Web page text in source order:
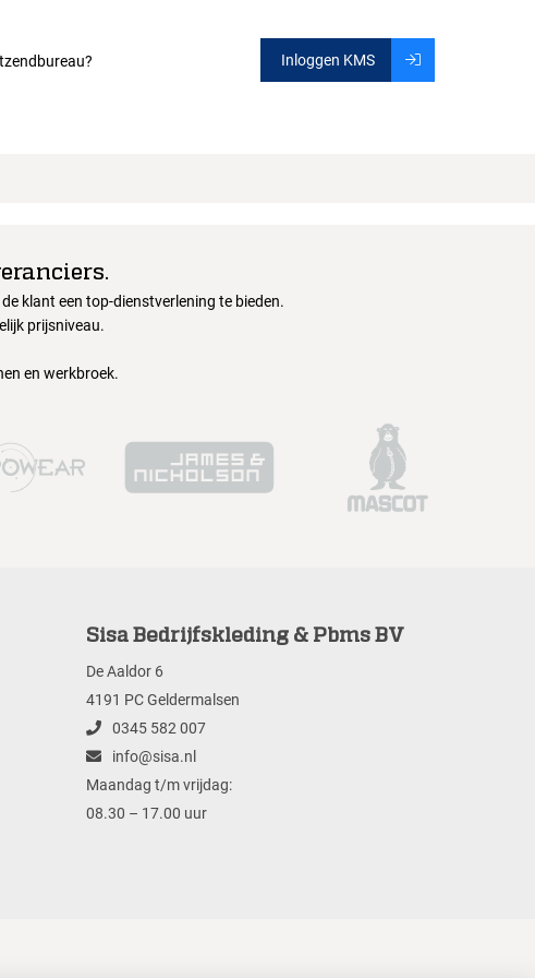
Inloggen KMS
klant een top-dienstverlening te bieden.
prijsniveau.
en werkbroek.
Sisa Bedrijfskleding & Pbms BV
De Aaldor 6
4191 PC Geldermalsen
0345 582 007
info@sisa.nl
Maandag t/m vrijdag:
08.30 – 17.00 uur